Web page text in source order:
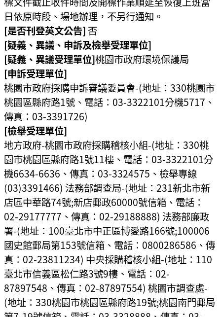
日依原時段、場地辦理，不另行通知。
[是否刊登英文公告] 否
[疑義、異議、申訴及檢舉受理單位]
[疑義、異議受理單位]桃園市政府環境保護局
[申訴受理單位]
桃園市政府採購申訴審議委員會-(地址：330桃園市
桃園區縣府路1號、電話：03-3322101分機5717、
傳真：03-3391726)
[檢舉受理單位]
地方政府-桃園市政府採購稽核小組-(地址：330桃
園市桃園區縣府路1號11樓、電話：03-3322101分
機6634-6636、傳真：03-3324575、檢舉專線
(03)3391466) 法務部調查局-(地址：231新北市新
店區中華路74號;新店郵政60000號信箱、電話：
02-29177777、傳真：02-29188888) 法務部廉政
署-(地址：100臺北市中正區博愛路166號;100006
國史館郵局第153號信箱、電話：0800286586、傳
真：02-23811234) 中央採購稽核小組-(地址：110
臺北市信義區松仁路3號9樓、電話：02-
87897548、傳真：02-87897554) 桃園市調查處-
(地址：330桃園市桃園區縣府路19號;桃園南門郵局